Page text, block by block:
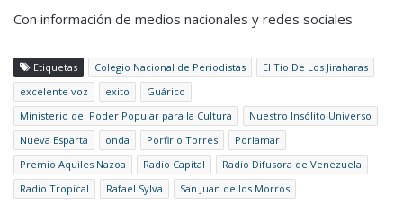
Con información de medios nacionales y redes sociales
Etiquetas Colegio Nacional de Periodistas
El Tío De Los Jiraharas
excelente voz
exito
Guárico
Ministerio del Poder Popular para la Cultura
Nuestro Insólito Universo
Nueva Esparta
onda Porfirio Torres
Porlamar
Premio Aquiles Nazoa
Radio Capital
Radio Difusora de Venezuela
Radio Tropical
Rafael Sylva San Juan de los Morros